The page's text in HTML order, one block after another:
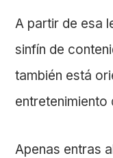
A partir de esa
sinfín de
también está
entretenimiento
Apenas entras